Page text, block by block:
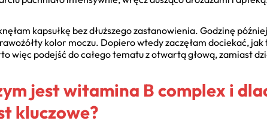
kapsułkę bez dłuższego zastanowienia. Godzinę
kolor moczu. Dopiero wtedy zaczęłam dociekać,
więc podejść do całego tematu z otwartą głową, zamiast
jest witamina B complex i
kluczowe?